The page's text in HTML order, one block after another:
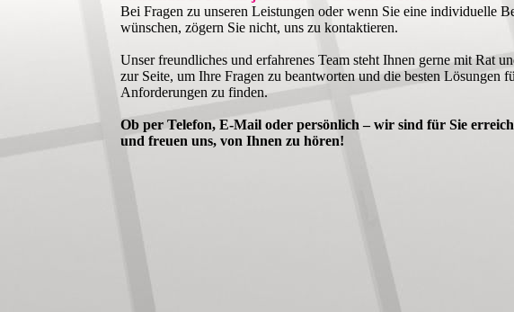
Bei Fragen zu unseren Leistungen oder wenn Sie eine individuelle
wünschen, zögern Sie nicht, uns zu kontaktieren.
Unser freundliches und erfahrenes Team steht Ihnen gerne mit Rat
zur Seite, um Ihre Fragen zu beantworten und die besten Lösungen
Anforderungen zu finden.
Ob per Telefon, E-Mail oder persönlich – wir sind für Sie
und freuen uns, von Ihnen zu hören!